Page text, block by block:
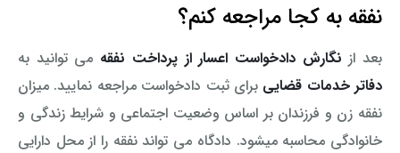
نفقه به کجا مراجعه کنم؟
بعد از نگارش دادخواست اعسار از پرداخت نفقه می توانید به
دفاتر خدمات قضایی برای ثبت دادخواست مراجعه نمایید. میزان
نفقه زن و فرزندان بر اساس وضعیت اجتماعی و شرایط زندگی و
خانوادگی محاسبه میشود. دادگاه می تواند نفقه را از محل دارایی